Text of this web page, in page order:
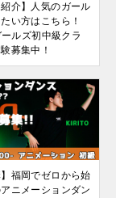
紹介】人気のガール
い方はこちら！
ルズ初中級クラ
募集中！
】福岡でゼロから始
ニメーションダン